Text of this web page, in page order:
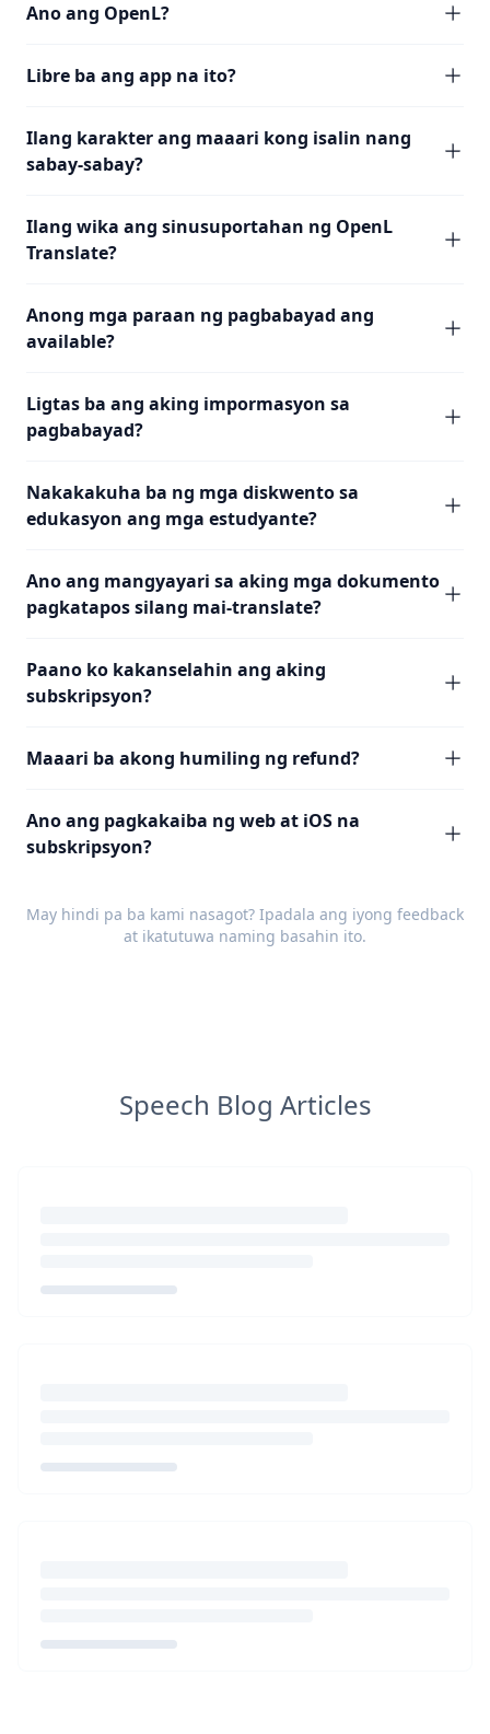
Ano ang OpenL?
Libre ba ang app na ito?
Ilang karakter ang maaari kong isalin nang
sabay-sabay?
Ilang wika ang sinusuportahan ng OpenL
Translate?
Anong mga paraan ng pagbabayad ang
available?
Ligtas ba ang aking impormasyon sa
pagbabayad?
Nakakakuha ba ng mga diskwento sa
edukasyon ang mga estudyante?
Ano ang mangyayari sa aking mga dokumento
pagkatapos silang mai-translate?
Paano ko kakanselahin ang aking
subskripsyon?
Maaari ba akong humiling ng refund?
Ano ang pagkakaiba ng web at iOS na
subskripsyon?
May hindi pa ba kami nasagot? Ipadala ang iyong feedback
at ikatutuwa naming basahin ito.
Speech Blog Articles